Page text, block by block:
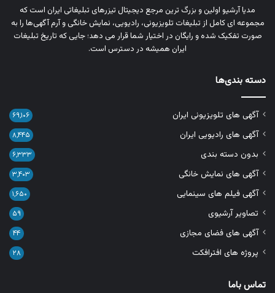
مدیا آرشیو اولین و بزرگ‌ ترین مرجع دیجیتال تیزرهای تبلیغاتی ایران است که
مجموعه‌ ای کامل از تبلیغات تلویزیونی، رادیویی، نمایش خانگی و آرم‌ آگهی‌ها را به‌
صورت تفکیک‌ شده و رایگان در اختیار شما قرار می‌ دهد؛ جایی که تاریخ تبلیغات
ایران همیشه در دسترس است.
دسته بندی‌ها
آگهی های تلویزیونی ایران ۶۹,۱۰۶
آگهی های رادیویی ایران ۸,۴۴۵
بدون دسته بندی ۶,۳۳۳
آگهی های نمایش خانگی ۳,۴۰۳
آگهی فیلم های سینمایی ۱,۶۵۰
تصاویر آرشیوی ۵۹
آگهی های فضای مجازی ۴۴
پروژه های افترافکت ۲۸
تماس باما